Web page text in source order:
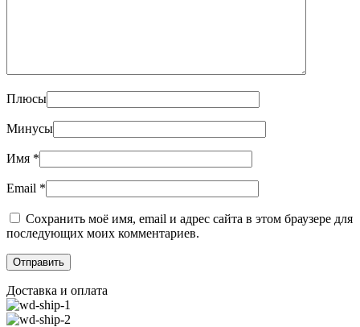
Плюсы
Минусы
Имя *
Email *
Сохранить моё имя, email и адрес сайта в этом браузере для
последующих моих комментариев.
Доставка и оплата